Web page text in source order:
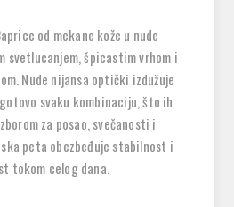
od mekane kože u nude
svetlucanjem, špicastim vrhom i
Nude nijansa optički izdužuje
svaku kombinaciju, što ih
za posao, svečanosti i
peta obezbeđuje stabilnost i
tokom celog dana.